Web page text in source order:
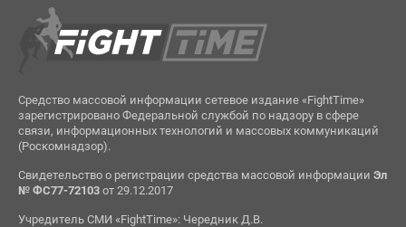
Средство массовой информации сетевое издание «FightTime»
зарегистрировано Федеральной службой по надзору в сфере
связи, информационных технологий и массовых коммуникаций
(Роскомнадзор).
Свидетельство о регистрации средства массовой информации Эл
№ ФС77-72103от 29.12.2017
Учредитель СМИ «FightTime»: Чередник Д.В.